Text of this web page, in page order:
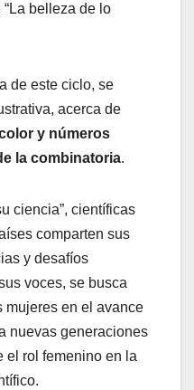
belleza de lo
de este ciclo, se
acerca de
y números
la combinatoria.
ciencia”, científicas
comparten sus
y desafíos
voces, se busca
mujeres en el avance
nuevas generaciones
el rol femenino en la